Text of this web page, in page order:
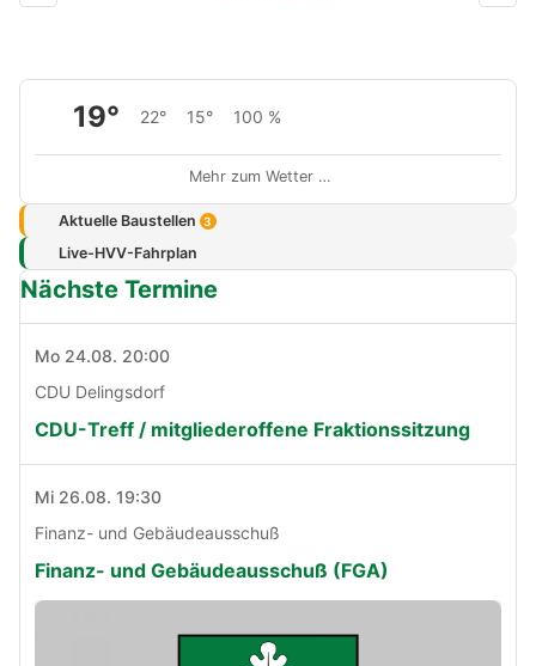
19° 22° 15° 100 %
Mehr zum Wetter …
Aktuelle Baustellen 3
Live-HVV-Fahrplan
Nächste Termine
Mo 24.08. 20:00
CDU Delingsdorf
CDU-Treff / mitgliederoffene Fraktionssitzung
Mi 26.08. 19:30
Finanz- und Gebäudeausschuß
Finanz- und Gebäudeausschuß (FGA)